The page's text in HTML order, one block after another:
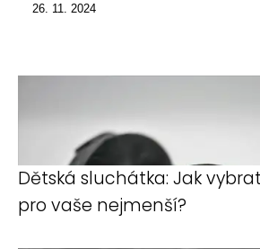
26. 11. 2024
Dětská sluchátka: Jak
pro vaše nejmenší?